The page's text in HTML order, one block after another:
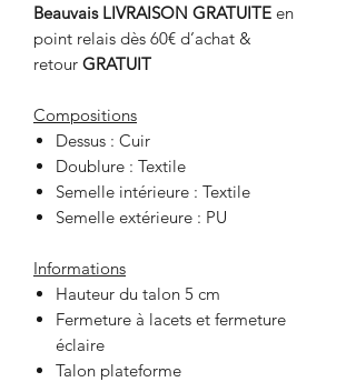
Beauvais LIVRAISON GRATUITE en
point relais dès 60€ d’achat &
retour GRATUIT
Compositions
Dessus : Cuir
Doublure : Textile
Semelle intérieure : Textile
Semelle extérieure : PU
Informations
Hauteur du talon 5 cm
Fermeture à lacets et fermeture
éclaire
Talon plateforme